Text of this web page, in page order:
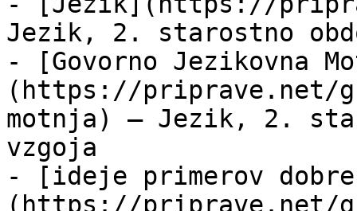
Jezik, 2. starostno
- [Govorno Jezikovna
(https://priprave.net/
motnja) — Jezik, 2.
vzgoja
- [ideje primerov
(https://priprave.net/